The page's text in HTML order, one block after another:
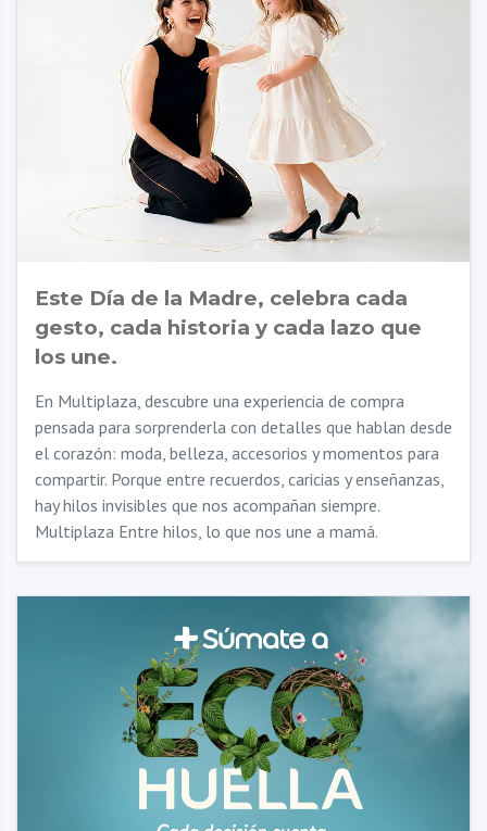
Este Día de la Madre, celebra cada
gesto, cada historia y cada lazo que
los une.
En Multiplaza, descubre una experiencia de compra
pensada para sorprenderla con detalles que hablan desde
el corazón: moda, belleza, accesorios y momentos para
compartir. Porque entre recuerdos, caricias y enseñanzas,
hay hilos invisibles que nos acompañan siempre.
Multiplaza Entre hilos, lo que nos une a mamá.